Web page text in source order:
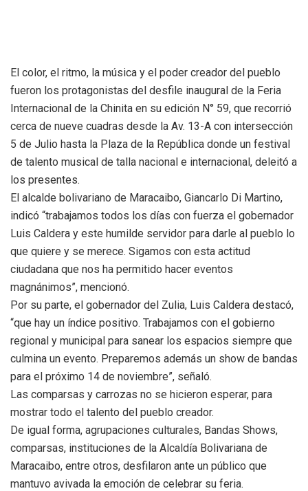
El color, el ritmo, la música y el poder creador del pueblo
fueron los protagonistas del desfile inaugural de la Feria
Internacional de la Chinita en su edición N° 59, que recorrió
cerca de nueve cuadras desde la Av. 13-A con intersección
5 de Julio hasta la Plaza de la República donde un festival
de talento musical de talla nacional e internacional, deleitó a
los presentes.
El alcalde bolivariano de Maracaibo, Giancarlo Di Martino,
indicó “trabajamos todos los días con fuerza el gobernador
Luis Caldera y este humilde servidor para darle al pueblo lo
que quiere y se merece. Sigamos con esta actitud
ciudadana que nos ha permitido hacer eventos
magnánimos”, mencionó.
Por su parte, el gobernador del Zulia, Luis Caldera destacó,
“que hay un índice positivo. Trabajamos con el gobierno
regional y municipal para sanear los espacios siempre que
culmina un evento. Preparemos además un show de bandas
para el próximo 14 de noviembre”, señaló.
Las comparsas y carrozas no se hicieron esperar, para
mostrar todo el talento del pueblo creador.
De igual forma, agrupaciones culturales, Bandas Shows,
comparsas, instituciones de la Alcaldía Bolivariana de
Maracaibo, entre otros, desfilaron ante un público que
mantuvo avivada la emoción de celebrar su feria.